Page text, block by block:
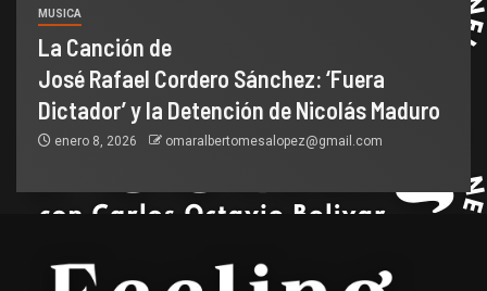
MUSICA
La Canción de
José Rafael Cordero Sánchez: ‘Fuera
Dictador’ y la Detención de Nicolás Maduro
enero 8, 2026 omaralbertomesalopez@gmail.com